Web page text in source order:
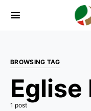
BROWSING TAG
1 post